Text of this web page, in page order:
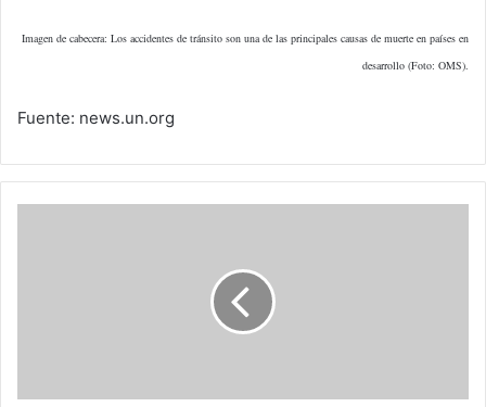
Imagen de cabecera: Los accidentes de tránsito son una de las principales causas de muerte en países en
desarrollo (Foto: OMS).
Fuente: news.un.org
potencial